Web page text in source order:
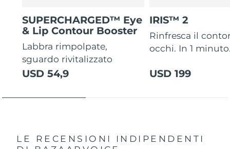
SUPERCHARGED™ Eye
& Lip Contour Booster
Labbra rimpolpate,
sguardo rivitalizzato
USD 54,9
IRIS™ 2
Rinfresca il
occhi. In 1
USD 199
LE RECENSIONI INDIPENDENTI